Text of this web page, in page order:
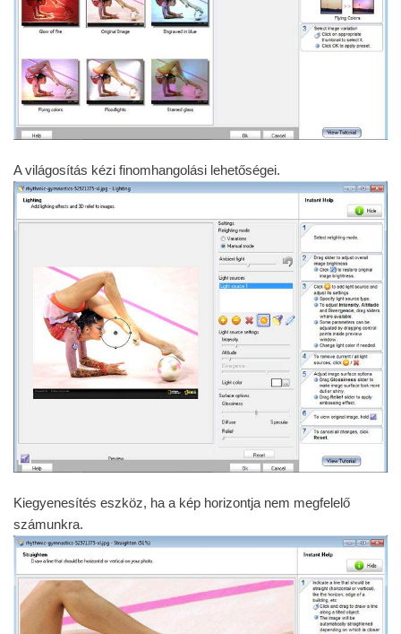
A világosítás kézi finomhangolási lehetőségei.
Kiegyenesítés eszköz, ha a kép horizontja nem megfelelő
számunkra.